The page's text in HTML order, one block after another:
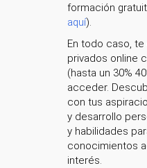
formación
aquí).
En todo caso,
privados online
(hasta un 30%
acceder.
con tus
y desarrollo
y habilidades
conocimientos
interés.